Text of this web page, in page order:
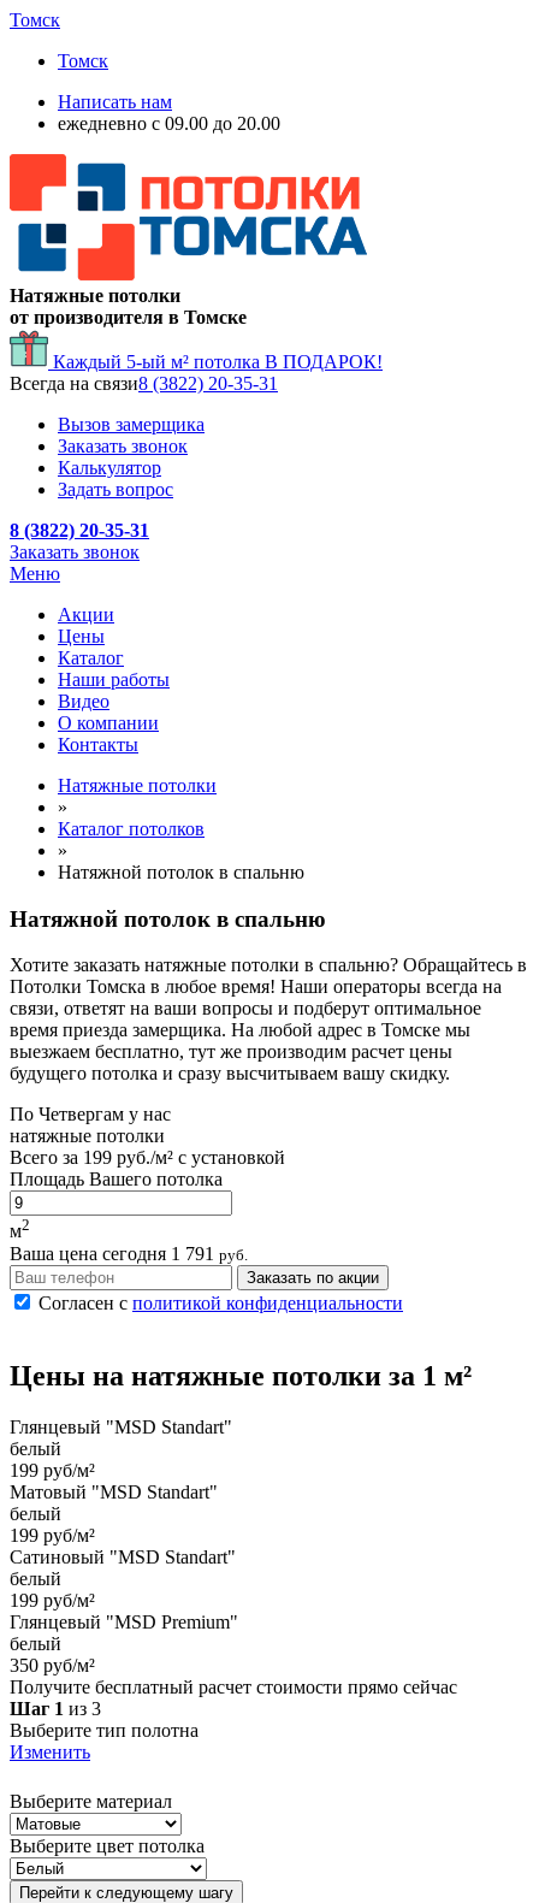
Томск
Томск
Написать нам
ежедневно с 09.00 до 20.00
Натяжные потолки
от производителя в Томске
Каждый 5-ый м² потолка В ПОДАРОК!
Всегда на связи8 (3822) 20-35-31
Вызов замерщика
Заказать звонок
Калькулятор
Задать вопрос
8 (3822) 20-35-31
Заказать звонок
Меню
Акции
Цены
Каталог
Наши работы
Видео
О компании
Контакты
Натяжные потолки
»
Каталог потолков
»
Натяжной потолок в спальню
Натяжной потолок в спальню
Хотите заказать натяжные потолки в спальню? Обращайтесь в
Потолки Томска в любое время! Наши операторы всегда на
связи, ответят на ваши вопросы и подберут оптимальное
время приезда замерщика. На любой адрес в Томске мы
выезжаем бесплатно, тут же производим расчет цены
будущего потолка и сразу высчитываем вашу скидку.
По Четвергам у нас
натяжные потолки
Всего за 199 руб./м² с установкой
Площадь Вашего потолка
м2
Ваша цена сегодня 1 791 руб.
Заказать по акции
Согласен с политикой конфиденциальности
Цены на натяжные потолки за 1 м²
Глянцевый "MSD Standart"
белый
199 руб/м²
Матовый "MSD Standart"
белый
199 руб/м²
Сатиновый "MSD Standart"
белый
199 руб/м²
Глянцевый "MSD Premium"
белый
350 руб/м²
Получите бесплатный расчет стоимости прямо сейчас
Шаг 1 из 3
Выберите тип полотна
Изменить
Выберите материал
Выберите цвет потолка
Перейти к следующему шагу